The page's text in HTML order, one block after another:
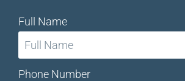
Full Name
Phone Number